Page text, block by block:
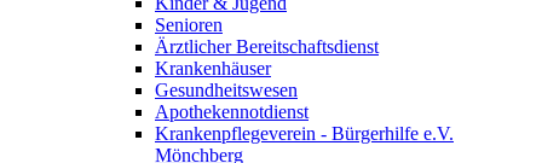
Senioren
Ärztlicher Bereitschaftsdienst
Krankenhäuser
Gesundheitswesen
Apothekennotdienst
Krankenpflegeverein - Bürgerhilfe e.V.
Mönchberg